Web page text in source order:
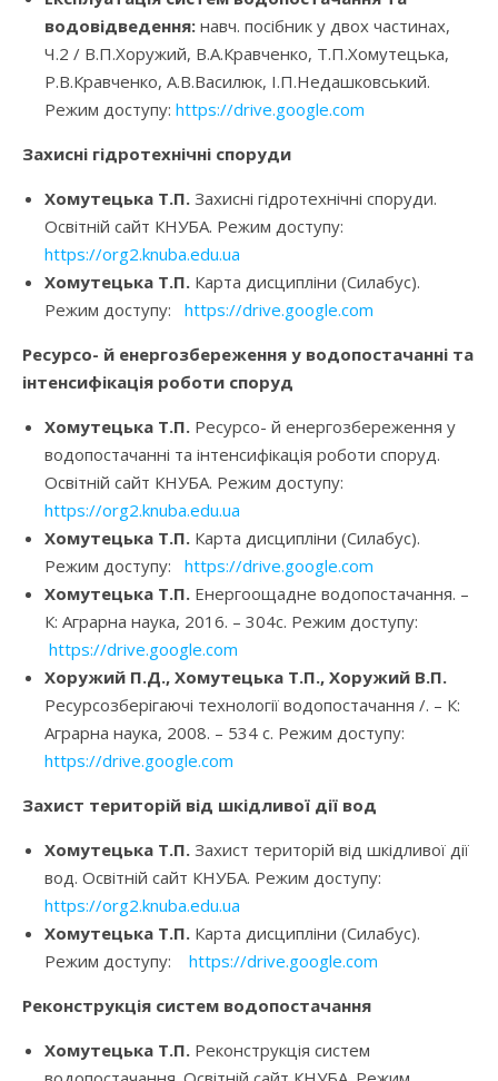
водовідведення: навч. посібник у двох частинах,
Ч.2 / В.П.Хоружий, В.А.Кравченко, Т.П.Хомутецька,
Р.В.Кравченко, А.В.Василюк, І.П.Недашковський.
Режим доступу: https://drive.google.com
Захисні гідротехнічні споруди
Хомутецька Т.П. Захисні гідротехнічні споруди.
Освітній сайт КНУБА. Режим доступу:
https://org2.knuba.edu.ua
Хомутецька Т.П. Карта дисципліни (Силабус).
Режим доступу:
https://drive.google.com
Ресурсо- й енергозбереження у водопостачанні та
інтенсифікація роботи споруд
Хомутецька Т.П. Ресурсо- й енергозбереження у
водопостачанні та інтенсифікація роботи споруд.
Освітній сайт КНУБА. Режим доступу:
https://org2.knuba.edu.ua
Хомутецька Т.П. Карта дисципліни (Силабус).
Режим доступу:
https://drive.google.com
Хомутецька Т.П. Енергоощадне водопостачання. –
К: Аграрна наука, 2016. – 304с. Режим доступу:
https://drive.google.com
Хоружий П.Д., Хомутецька Т.П., Хоружий В.П.
Ресурсозберігаючі технології водопостачання /. – К:
Аграрна наука, 2008. – 534 с. Режим доступу:
https://drive.google.com
Захист територій від шкідливої дії вод
Хомутецька Т.П. Захист територій від шкідливої дії
вод. Освітній сайт КНУБА. Режим доступу:
https://org2.knuba.edu.ua
Хомутецька Т.П. Карта дисципліни (Силабус).
Режим доступу:
https://drive.google.com
Реконструкція систем водопостачання
Хомутецька Т.П. Реконструкція систем